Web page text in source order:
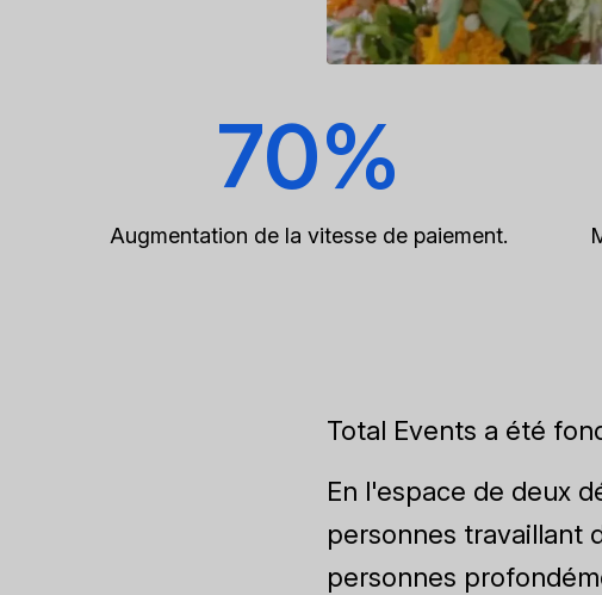
70%
Augmentation de la vitesse de paiement.
Total Events a été
En l'espace de deux
personnes travaillant
personnes